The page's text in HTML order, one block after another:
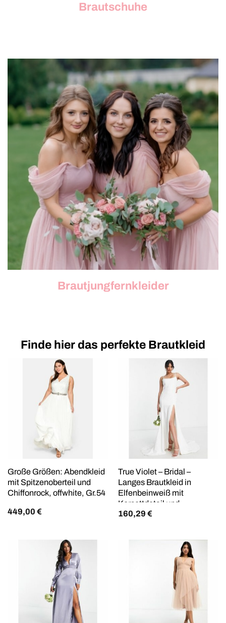
Brautschuhe
Brautjungfernkleider
Finde hier das perfekte Brautkleid
Große Größen: Abendkleid
mit Spitzenoberteil und
Chiffonrock, offwhite, Gr.54
449,00 €
True Violet – Bridal –
Langes Brautkleid in
Elfenbeinweiß mit
Korsettdetail und
Schwalbenschwanz
160,29 €